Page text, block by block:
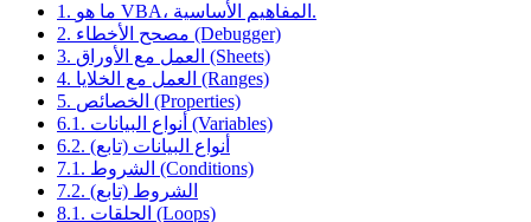
1. ما هو VBA، المفاهيم الأساسية.
2. مصحح الأخطاء (Debugger)
3. العمل مع الأوراق (Sheets)
4. العمل مع الخلايا (Ranges)
5. الخصائص (Properties)
6.1. أنواع البيانات (Variables)
6.2. أنواع البيانات (تابع)
7.1. الشروط (Conditions)
7.2. الشروط (تابع)
8.1. الحلقات (Loops)